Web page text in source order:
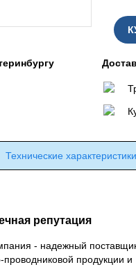
Технические характеристики
репутация
- надежный
проводниковой продукции и